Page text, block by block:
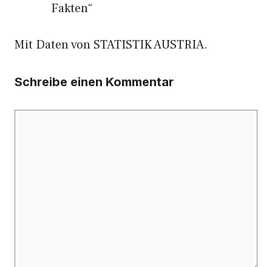
Fakten“
Mit Daten von STATISTIK AUSTRIA.
Schreibe einen Kommentar